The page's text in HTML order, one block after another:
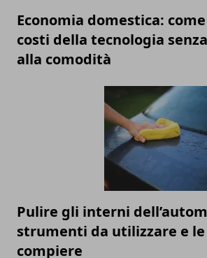
Economia domestica:
costi della tecnologia
alla comodità
Pulire gli interni
strumenti da utilizzare e le
compiere